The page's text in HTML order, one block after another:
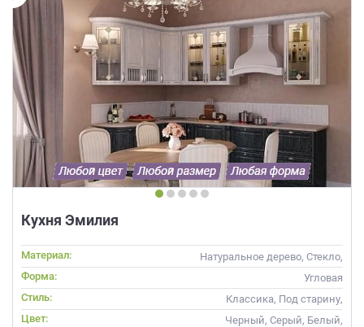
Кухня Эмилия
Материал:
Натуральное дерево, Стекло,
Массив
Форма:
Угловая
Стиль:
Классика, Под старину,
Прованс
Цвет:
Черный, Серый, Белый,